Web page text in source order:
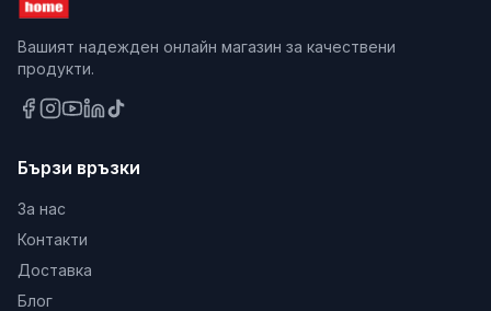
Вашият надежден онлайн магазин за качествени
продукти.
Бързи връзки
За нас
Контакти
Доставка
Блог